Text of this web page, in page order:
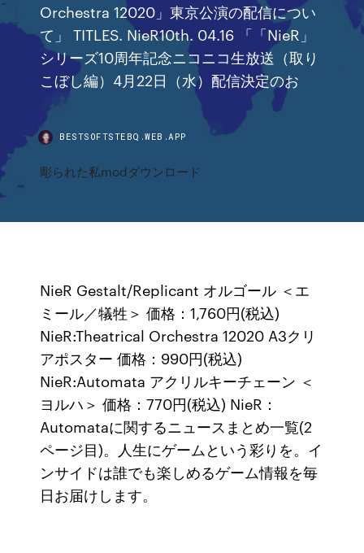
Orchestra 12020」東京公演の配信につい
て」 TITLES. NieR10th. 04.16 「「NieR」
シリーズ10周年記念ニコニコ生放送（取り
こぼし編）4月22日（水）配信決定のお
BESTSOFTSTEBQ.WEB.APP
彫られた私modダウンロード
NieR Gestalt/Replicant オルゴール ＜エ
ミール／犠牲＞ 価格：1,760円(税込)
NieR:Theatrical Orchestra 12020 A3クリ
アポスター 価格：990円(税込)
NieR:Automata アクリルキーチェーン ＜
ヨルハ＞ 価格：770円(税込) NieR：
Automataに関するニュースまとめ一覧(2
ページ目)。人生にゲームという彩りを。イ
ンサイドは誰でも楽しめるゲーム情報を毎
日お届けします。